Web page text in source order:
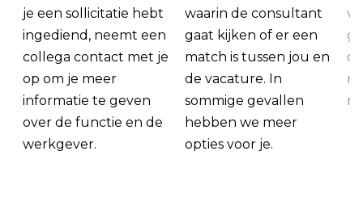
je een sollicitatie hebt
ingediend, neemt een
collega contact met je
op om je meer
informatie te geven
over de functie en de
werkgever.
waarin de consultant
gaat kijken of er een
match is tussen jou en
de vacature. In
sommige gevallen
hebben we meer
opties voor je.